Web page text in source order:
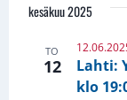
kesäkuu 2025
TO
12
Lahti:
klo